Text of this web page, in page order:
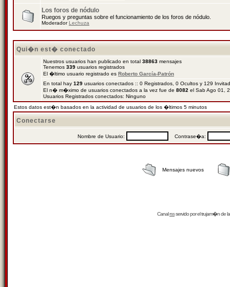
Los foros de nódulo
Ruegos y preguntas sobre el funcionamiento de los foros de nódulo.
ModeradorLechuza
Qui�n est� conectado
Nuestros usuarios han publicado en total 38863 mensajes
Tenemos 339 usuarios registrados
El �ltimo usuario registrado es Roberto García-Patrón
En total hay 129 usuarios conectados :: 0 Registrados, 0 Ocultos y 129
El n� m�ximo de usuarios conectados a la vez fue de 8082 el Sab Ago 01,
Usuarios Registrados conectados: Ninguno
Estos datos est�n basados en la actividad de usuarios de los �ltimos 5 minutos
Conectarse
Nombre de Usuario: Contrase�a:
Mensajes nuevos
Canalrssservido por eltrujam�nde